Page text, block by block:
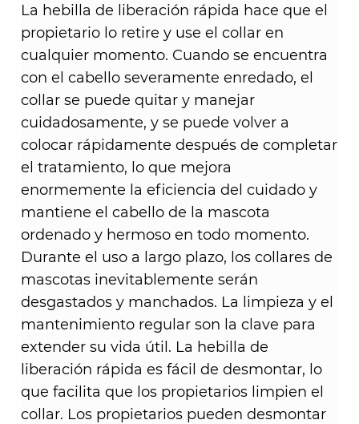
La hebilla de liberación rápida hace que el
propietario lo retire y use el collar en
cualquier momento. Cuando se encuentra
con el cabello severamente enredado, el
collar se puede quitar y manejar
cuidadosamente, y se puede volver a
colocar rápidamente después de completar
el tratamiento, lo que mejora
enormemente la eficiencia del cuidado y
mantiene el cabello de la mascota
ordenado y hermoso en todo momento.
Durante el uso a largo plazo, los collares de
mascotas inevitablemente serán
desgastados y manchados. La limpieza y el
mantenimiento regular son la clave para
extender su vida útil. La hebilla de
liberación rápida es fácil de desmontar, lo
que facilita que los propietarios limpien el
collar. Los propietarios pueden desmontar